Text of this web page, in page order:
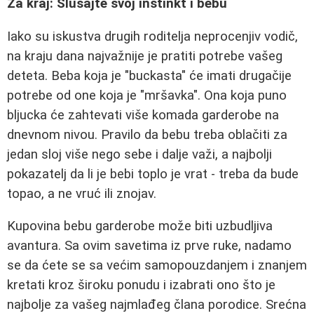
Za kraj: Slušajte svoj instinkt i bebu
Iako su iskustva drugih roditelja neprocenjiv vodič,
na kraju dana najvažnije je pratiti potrebe vašeg
deteta. Beba koja je "buckasta" će imati drugačije
potrebe od one koja je "mršavka". Ona koja puno
bljucka će zahtevati više komada garderobe na
dnevnom nivou. Pravilo da bebu treba oblačiti za
jedan sloj više nego sebe i dalje važi, a najbolji
pokazatelj da li je bebi toplo je vrat - treba da bude
topao, a ne vruć ili znojav.
Kupovina bebu garderobe može biti uzbudljiva
avantura. Sa ovim savetima iz prve ruke, nadamo
se da ćete se sa većim samopouzdanjem i znanjem
kretati kroz široku ponudu i izabrati ono što je
najbolje za vašeg najmlađeg člana porodice. Srećna